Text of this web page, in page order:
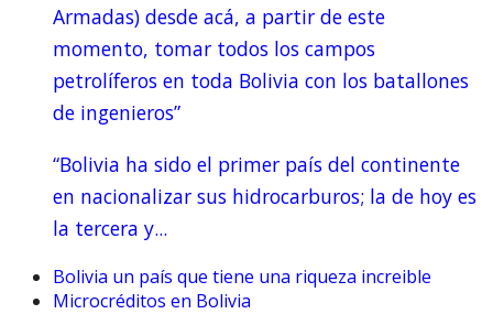
Armadas) desde acá, a partir de este
momento, tomar todos los campos
petrolíferos en toda Bolivia con los batallones
de ingenieros”
“Bolivia ha sido el primer país del continente
en nacionalizar sus hidrocarburos; la de hoy es
la tercera y...
Bolivia un país que tiene una riqueza increible
Microcréditos en Bolivia